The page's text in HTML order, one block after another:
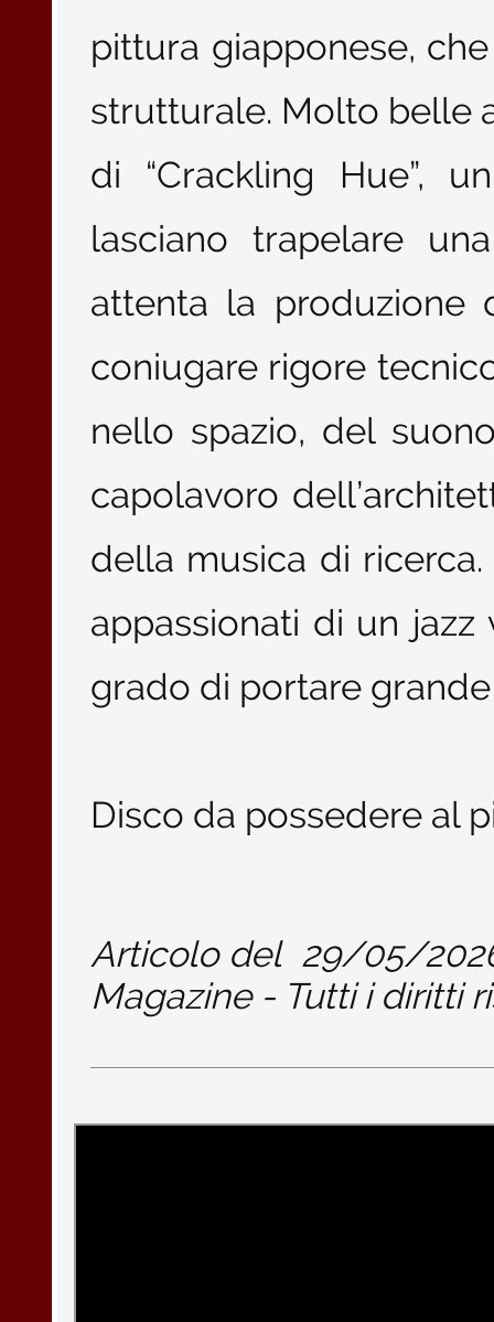
pittura giapponese,
strutturale. Molto belle
di “Crackling Hue”,
lasciano trapelare
attenta la produzione
coniugare rigore
nello spazio, del
capolavoro
della musica di
appassionati di un
grado di portare
Disco da possedere al
Articolo del 29/05/
Magazine - Tutti i diritti